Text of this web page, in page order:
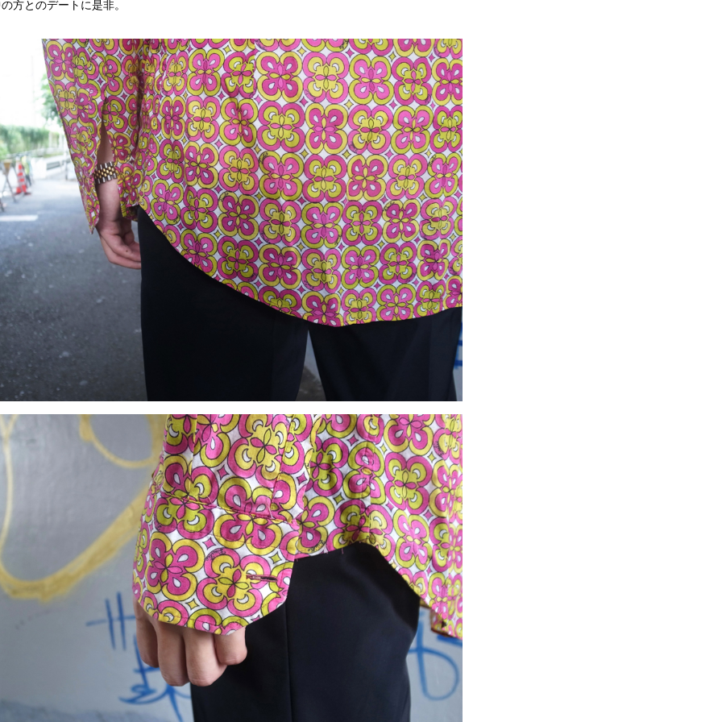
方とのデートに是非。